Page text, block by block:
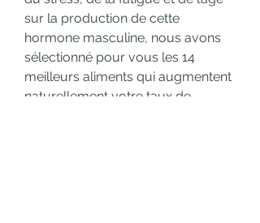
sur la production de cette
hormone masculine, nous avons
sélectionné pour vous les 14
meilleurs aliments qui augmentent
naturellement votre taux de